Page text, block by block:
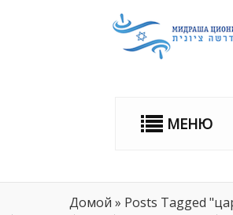
МЕНЮ
Домой » Posts Tagged